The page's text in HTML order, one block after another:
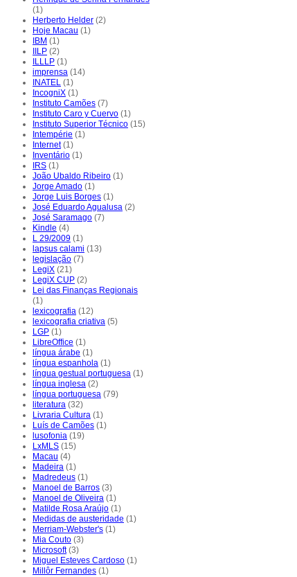
(1)
Herberto Helder (2)
Hoje Macau (1)
IBM (1)
IILP (2)
ILLLP (1)
imprensa (14)
INATEL (1)
IncogniX (1)
Instituto Camões (7)
Instituto Caro y Cuervo (1)
Instituto Superior Técnico (15)
Intempérie (1)
Internet (1)
Inventário (1)
IRS (1)
João Ubaldo Ribeiro (1)
Jorge Amado (1)
Jorge Luis Borges (1)
José Eduardo Agualusa (2)
José Saramago (7)
Kindle (4)
L 29/2009 (1)
lapsus calami (13)
legislação (7)
LegiX (21)
LegiX CUP (2)
Lei das Finanças Regionais
(1)
lexicografia (12)
lexicografia criativa (5)
LGP (1)
LibreOffice (1)
língua árabe (1)
língua espanhola (1)
língua gestual portuguesa (1)
língua inglesa (2)
língua portuguesa (79)
literatura (32)
Livraria Cultura (1)
Luís de Camões (1)
lusofonia (19)
LxMLS (15)
Macau (4)
Madeira (1)
Madredeus (1)
Manoel de Barros (3)
Manoel de Oliveira (1)
Matilde Rosa Araújo (1)
Medidas de austeridade (1)
Merriam-Webster's (1)
Mia Couto (3)
Microsoft (3)
Miguel Esteves Cardoso (1)
Millôr Fernandes (1)